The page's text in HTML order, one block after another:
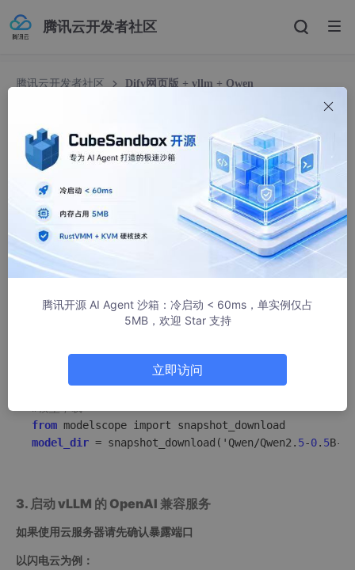
腾讯云开发者社区
腾讯云开发者社区 Dify网页版 + vllm + Qwen
Dify网页版 + vllm + Qwen
风筝超冷
483人浏览 · 2025-05-05 15:33:29
1. 安装
pip install -U xformers torch torchvision
2. 下载Qwen开源模型
from
model_dir = snapshot_download('Qwen/Qwen2. 5-0. 5B-
3. 启动 vLLM 的 OpenAI 兼容服务
如果使用云服务器请先确认暴露端口
以闪电云为例：
腾讯开源 AI Agent 沙箱：冷启动 < 60ms，单实例仅占
5MB，欢迎 Star 支持
立即访问